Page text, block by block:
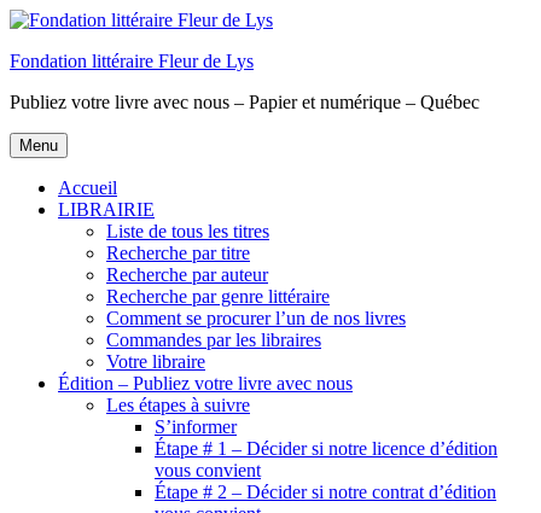
Aller
contenu
Fondation littéraire Fleur de Lys
Publiez votre livre avec nous – Papier et numérique – Québec
Menu
Accueil
LIBRAIRIE
Liste de tous les titres
Recherche par titre
Recherche par auteur
Recherche par genre littéraire
Comment se procurer l’un de nos livres
Commandes par les libraires
Votre libraire
Édition – Publiez votre livre avec nous
Les étapes à suivre
S’informer
Étape # 1 – Décider si notre licence d’édition
vous convient
Étape # 2 – Décider si notre contrat d’édition